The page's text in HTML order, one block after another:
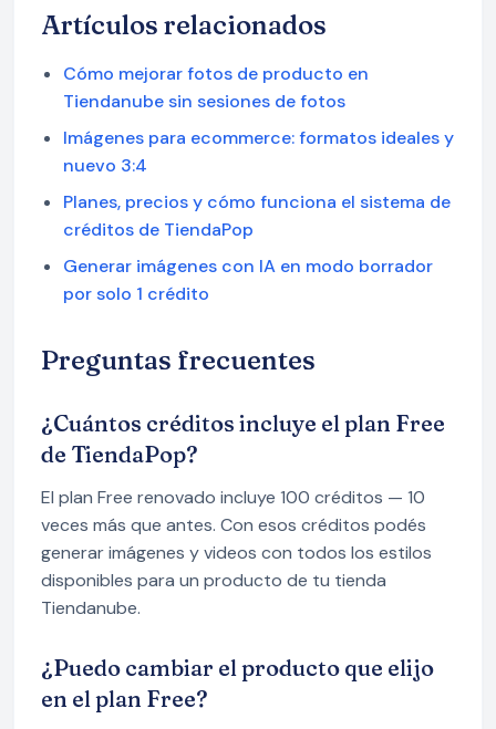
Artículos relacionados
Cómo mejorar fotos de producto en
Tiendanube sin sesiones de fotos
Imágenes para ecommerce: formatos ideales y
nuevo 3:4
Planes, precios y cómo funciona el sistema de
créditos de TiendaPop
Generar imágenes con IA en modo borrador
por solo 1 crédito
Preguntas frecuentes
¿Cuántos créditos incluye el plan Free
de TiendaPop?
El plan Free renovado incluye 100 créditos — 10
veces más que antes. Con esos créditos podés
generar imágenes y videos con todos los estilos
disponibles para un producto de tu tienda
Tiendanube.
¿Puedo cambiar el producto que elijo
en el plan Free?